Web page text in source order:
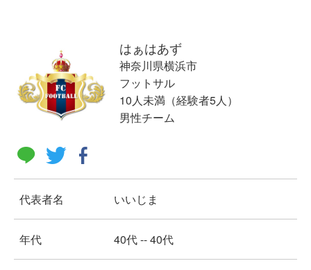
はぁはあず
神奈川県横浜市
フットサル
10人未満（経験者5人）
男性チーム
代表者名 いいじま
年代 40代 -- 40代